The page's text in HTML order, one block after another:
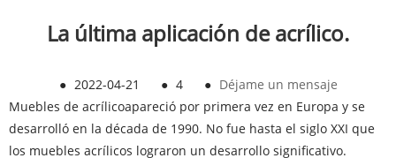
La última aplicación de acrílico.
● 2022-04-21 ● 4 ● Déjame un mensaje
Muebles de acrílicoapareció por primera vez en Europa y se
desarrolló en la década de 1990. No fue hasta el siglo XXI que
los muebles acrílicos lograron un desarrollo significativo.